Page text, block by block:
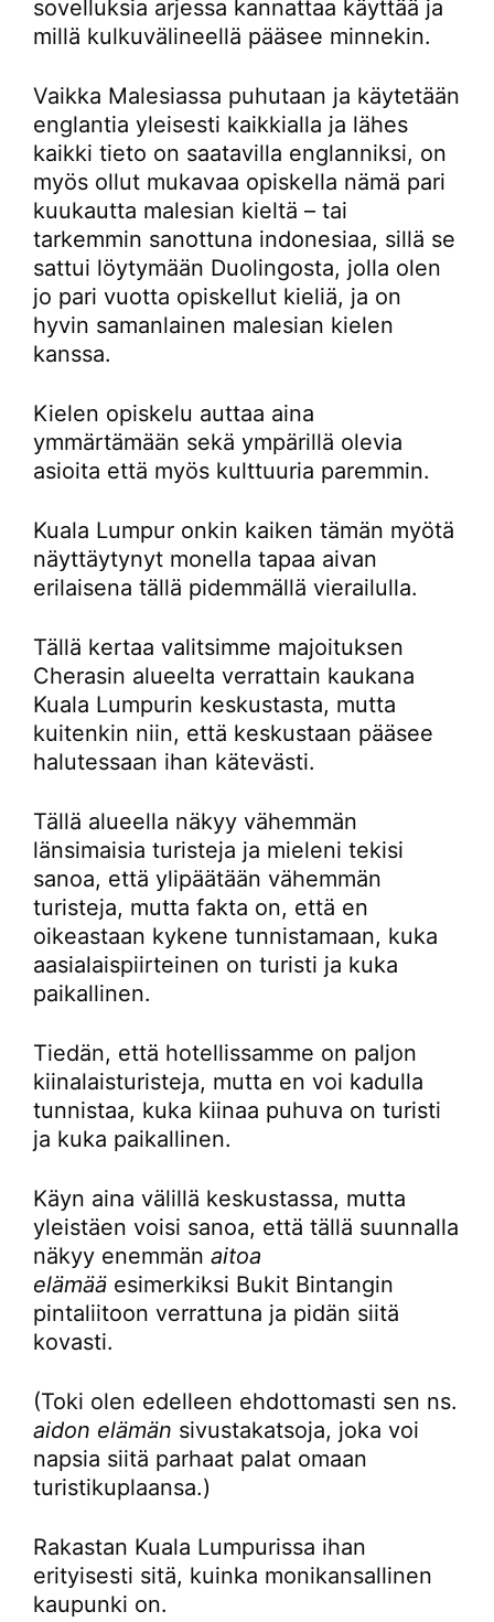
sovelluksia arjessa kannattaa käyttää ja
millä kulkuvälineellä pääsee minnekin.
Vaikka Malesiassa puhutaan ja käytetään
englantia yleisesti kaikkialla ja lähes
kaikki tieto on saatavilla englanniksi, on
myös ollut mukavaa opiskella nämä pari
kuukautta malesian kieltä – tai
tarkemmin sanottuna indonesiaa, sillä se
sattui löytymään Duolingosta, jolla olen
jo pari vuotta opiskellut kieliä, ja on
hyvin samanlainen malesian kielen
kanssa.
Kielen opiskelu auttaa aina
ymmärtämään sekä ympärillä olevia
asioita että myös kulttuuria paremmin.
Kuala Lumpur onkin kaiken tämän myötä
näyttäytynyt monella tapaa aivan
erilaisena tällä pidemmällä vierailulla.
Tällä kertaa valitsimme majoituksen
Cherasin alueelta verrattain kaukana
Kuala Lumpurin keskustasta, mutta
kuitenkin niin, että keskustaan pääsee
halutessaan ihan kätevästi.
Tällä alueella näkyy vähemmän
länsimaisia turisteja ja mieleni tekisi
sanoa, että ylipäätään vähemmän
turisteja, mutta fakta on, että en
oikeastaan kykene tunnistamaan, kuka
aasialaispiirteinen on turisti ja kuka
paikallinen.
Tiedän, että hotellissamme on paljon
kiinalaisturisteja, mutta en voi kadulla
tunnistaa, kuka kiinaa puhuva on turisti
ja kuka paikallinen.
Käyn aina välillä keskustassa, mutta
yleistäen voisi sanoa, että tällä suunnalla
näkyy enemmän aitoa
elämää esimerkiksi Bukit Bintangin
pintaliitoon verrattuna ja pidän siitä
kovasti.
(Toki olen edelleen ehdottomasti sen ns.
aidon elämän sivustakatsoja, joka voi
napsia siitä parhaat palat omaan
turistikuplaansa.)
Rakastan Kuala Lumpurissa ihan
erityisesti sitä, kuinka monikansallinen
kaupunki on.